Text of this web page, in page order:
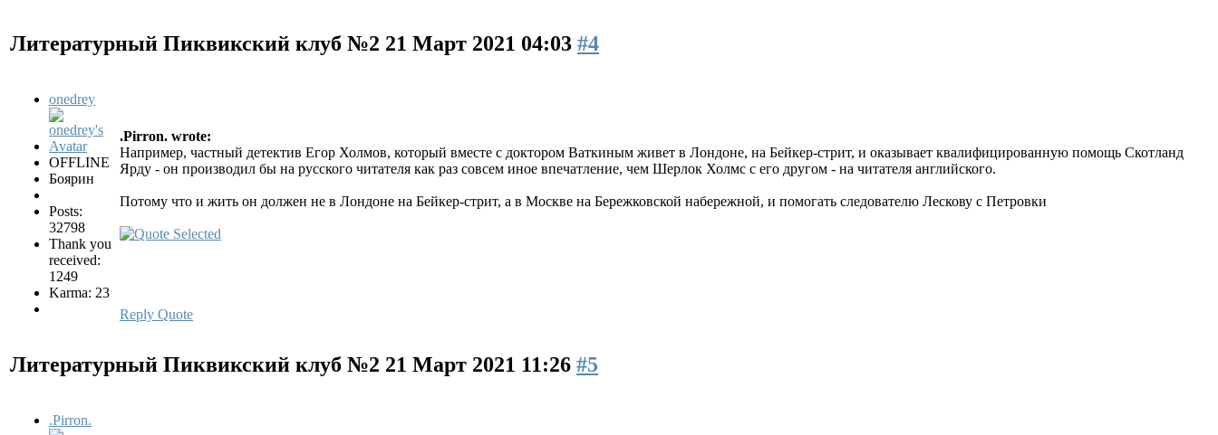
Литературный Пиквикский клуб №2 21 Март 2021 04:03 #4
onedrey
OFFLINE
Боярин
Posts:
32798
Thank you
received:
1249
Karma: 23
.Pirron. wrote:
Например, частный детектив Егор Холмов, который вместе с доктором Ваткиным живет в Лондоне, на Бейкер-стрит, и оказывает квалифицированную помощь Скотланд
Ярду - он производил бы на русского читателя как раз совсем иное впечатление, чем Шерлок Холмс с его другом - на читателя английского.
Потому что и жить он должен не в Лондоне на Бейкер-стрит, а в Москве на Бережковской набережной, и помогать следователю Лескову с Петровки
Reply Quote
Литературный Пиквикский клуб №2 21 Март 2021 11:26 #5
.Pirron.